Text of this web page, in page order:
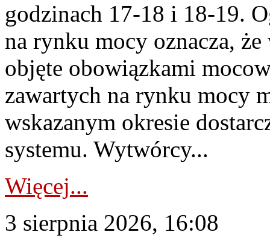
godzinach 17-18 i 18-19.
na rynku mocy oznacza,
objęte obowiązkami
zawartych na rynku mocy
wskazanym okresie
systemu. Wytwórcy...
Więcej...
3 sierpnia 2026, 16:08